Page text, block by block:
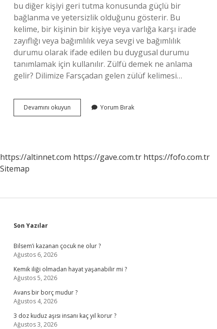
bu diğer kişiyi geri tutma konusunda güçlü bir
bağlanma ve yetersizlik olduğunu gösterir. Bu
kelime, bir kişinin bir kişiye veya varlığa karşı irade
zayıflığı veya bağımlılık veya sevgi ve bağımlılık
durumu olarak ifade edilen bu duygusal durumu
tanımlamak için kullanılır. Zülfü demek ne anlama
gelir? Dilimize Farsçadan gelen zülüf kelimesi…
Devamını okuyun
Ne
Yorum Bırak
https://altinnet.com https://gave.com.tr https://fofo.com.tr
Sitemap
Sidebar
Son Yazılar
Bilsem’i kazanan çocuk ne olur ?
Ağustos 6, 2026
Kemik iliği olmadan hayat yaşanabilir mi ?
Ağustos 5, 2026
Avans bir borç mudur ?
Ağustos 4, 2026
3 doz kuduz aşısı insanı kaç yıl korur ?
Ağustos 3, 2026